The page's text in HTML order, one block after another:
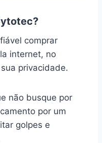
comprar
internet, no
privacidade.
não busque por
por um
golpes e